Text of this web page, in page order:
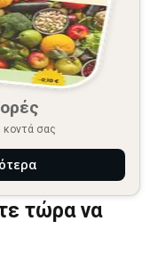
σας
τώρα να